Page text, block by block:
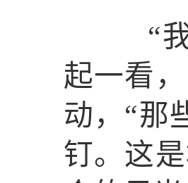
“我
起一看
动，“那
钉。这